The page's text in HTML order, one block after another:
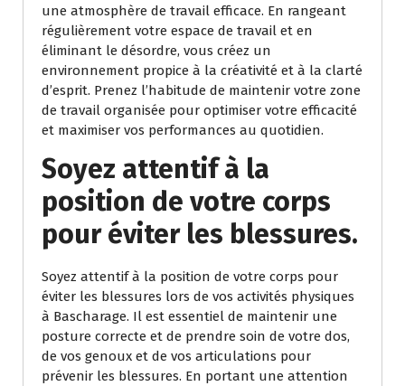
une atmosphère de travail efficace. En rangeant
régulièrement votre espace de travail et en
éliminant le désordre, vous créez un
environnement propice à la créativité et à la clarté
d’esprit. Prenez l’habitude de maintenir votre zone
de travail organisée pour optimiser votre efficacité
et maximiser vos performances au quotidien.
Soyez attentif à la
position de votre corps
pour éviter les blessures.
Soyez attentif à la position de votre corps pour
éviter les blessures lors de vos activités physiques
à Bascharage. Il est essentiel de maintenir une
posture correcte et de prendre soin de votre dos,
de vos genoux et de vos articulations pour
prévenir les blessures. En portant une attention